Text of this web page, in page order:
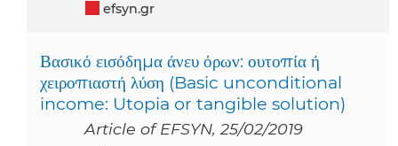
efsyn.gr
Βασικό εισόδημα άνευ όρων: ουτοπία ή
χειροπιαστή λύση (Basic unconditional
income: Utopia or tangible solution)
Article of EFSYN, 25/02/2019